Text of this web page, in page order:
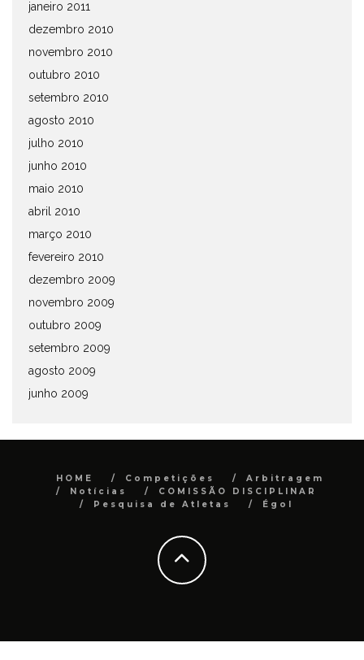
janeiro 2011
dezembro 2010
novembro 2010
outubro 2010
setembro 2010
agosto 2010
julho 2010
junho 2010
maio 2010
abril 2010
março 2010
fevereiro 2010
dezembro 2009
novembro 2009
outubro 2009
setembro 2009
agosto 2009
junho 2009
HOME Competições
Arbitragem
Notícias
COMISSÃO DISCIPLINAR
Pesquisa de Atletas
Égol